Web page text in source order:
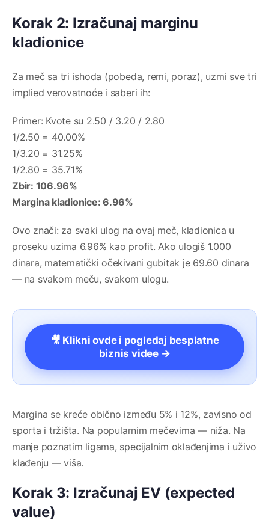
Korak 2: Izračunaj marginu
kladionice
Za meč sa tri ishoda (pobeda, remi, poraz), uzmi sve tri
implied verovatnoće i saberi ih:
Primer: Kvote su 2.50 / 3.20 / 2.80
1/2.50 = 40.00%
1/3.20 = 31.25%
1/2.80 = 35.71%
Zbir: 106.96%
Margina kladionice: 6.96%
Ovo znači: za svaki ulog na ovaj meč, kladionica u
proseku uzima 6.96% kao profit. Ako ulogiš 1.000
dinara, matematički očekivani gubitak je 69.60 dinara
— na svakom meču, svakom ulogu.
🎥 Klikni ovde i pogledaj besplatne
biznis videe →
Margina se kreće obično između 5% i 12%, zavisno od
sporta i tržišta. Na popularnim mečevima — niža. Na
manje poznatim ligama, specijalnim oklađenjima i uživo
klađenju — viša.
Korak 3: Izračunaj EV (expected
value)